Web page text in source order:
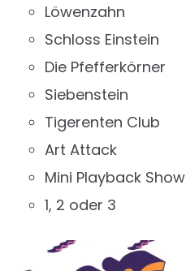
Löwenzahn
Schloss Einstein
Die Pfefferkörner
Siebenstein
Tigerenten Club
Art Attack
Mini Playback Show
1, 2 oder 3